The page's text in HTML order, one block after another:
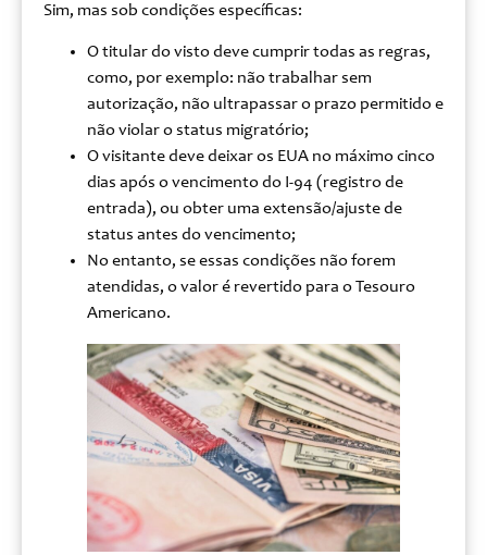
Sim, mas sob condições específicas:
O titular do visto deve cumprir todas as regras,
como, por exemplo: não trabalhar sem
autorização, não ultrapassar o prazo permitido e
não violar o status migratório;
O visitante deve deixar os EUA no máximo cinco
dias após o vencimento do I-94 (registro de
entrada), ou obter uma extensão/ajuste de
status antes do vencimento;
No entanto, se essas condições não forem
atendidas, o valor é revertido para o Tesouro
Americano.